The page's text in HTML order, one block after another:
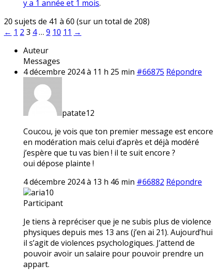
y a 1 année et 1 mois.
20 sujets de 41 à 60 (sur un total de 208)
← 1 2 3 4… 9 10 11 →
Auteur
Messages
4 décembre 2024 à 11 h 25 min #66875 Répondre
patate12
Coucou, je vois que ton premier message est encore
en modération mais celui d’après et déjà modéré
j’espère que tu vas bien ! il te suit encore ?
oui dépose plainte !
4 décembre 2024 à 13 h 46 min #66882 Répondre
aria10
Participant
Je tiens à repréciser que je ne subis plus de violence
physiques depuis mes 13 ans (j’en ai 21). Aujourd’hui
il s’agit de violences psychologiques. J’attend de
pouvoir avoir un salaire pour pouvoir prendre un
appart.